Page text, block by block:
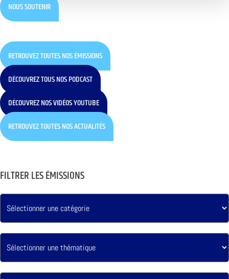
NOUS SOUTENIR
RETROUVEZ TOUTES NOS ÉMISSIONS
DÉCOUVREZ TOUS NOS PODCAST
DÉCOUVREZ NOS VIDÉOS YOUTUBE
RETROUVEZ TOUTES NOS ACTUALITÉS
FILTRER LES ÉMISSIONS